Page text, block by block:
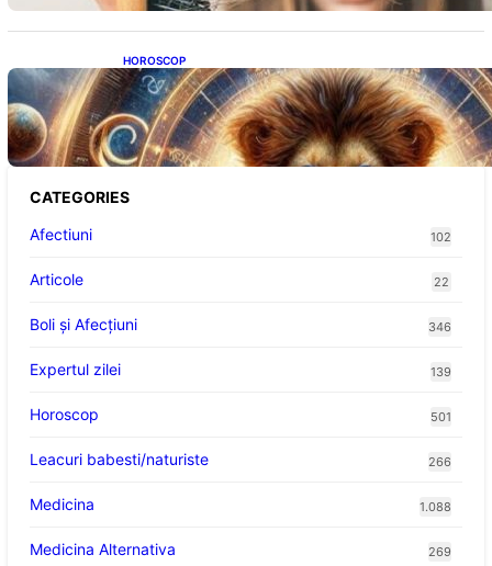
HOROSCOP
Portalul Leului 8/8: Oportunități de
Abundență pentru Cinci Zodii în 2026
CATEGORIES
Afectiuni
102
Articole 22
Boli și Afecțiuni 346
Expertul zilei 139
Horoscop 501
Leacuri babesti/naturiste 266
Medicina 1.088
Medicina Alternativa 269